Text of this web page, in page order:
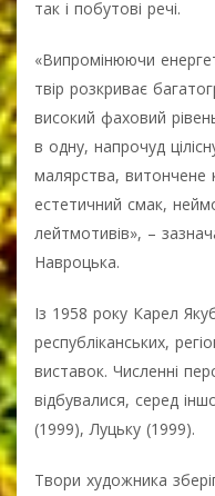
так і побутові речі.
«Випромінюючи
твір розкриває
високий фаховий
в одну, напрочуд
малярства, витончене
естетичний смак,
лейтмотивів», –
Навроцька.
Із 1958 року Карел
республіканських,
виставок. Численні
відбувалися, серед
(1999), Луцьку (1999).
Твори художника